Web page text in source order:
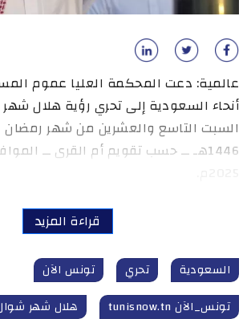
عالمية: دعت المحكمة العليا عموم
أنحاء السعودية إلى تحري رؤية هلال
السبت التاسع والعشرين من شهر رمضان
قراءة المزيد
السعودية تحري
تونس الآن
تونس_الآن tunisnow.tn
هلال شهر